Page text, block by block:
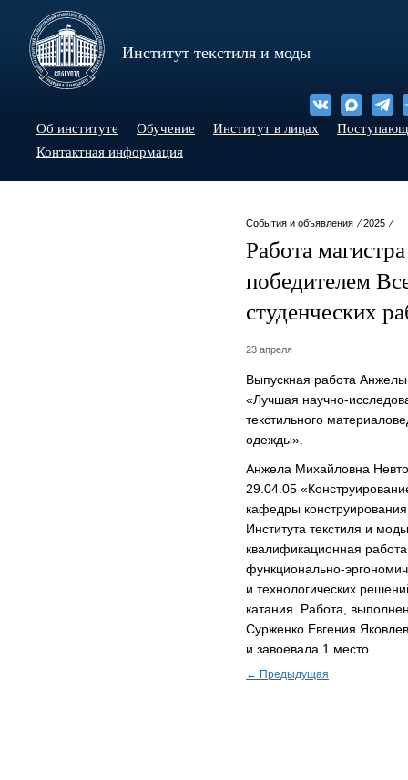
Институт текстиля и моды
Об институте Обучение Институт в лицах
Контактная информация
События и объявления ⁄2025 ⁄
Работа
победителем
студенческих
23 апреля
Выпускная работа Анжелы
«Лучшая научно-
текстильного
одежды».
Анжела Михайловна
29.04.05
кафедры
Института текстиля и
квалификационная
функционально-
и технологических
катания. Работа,
Сурженко Евгения
и завоевала 1 место.
← Предыдущая